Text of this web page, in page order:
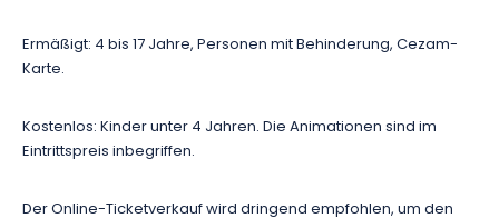
Ermäßigt: 4 bis 17 Jahre, Personen mit Behinderung, Cezam-
Karte.
Kostenlos: Kinder unter 4 Jahren. Die Animationen sind im
Eintrittspreis inbegriffen.
Der Online-Ticketverkauf wird dringend empfohlen, um den